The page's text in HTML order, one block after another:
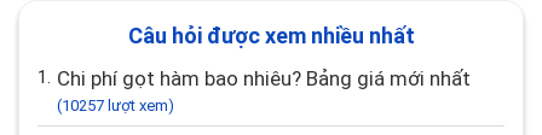
Câu hỏi được xem nhiều nhất
1. Chi phí gọt hàm bao nhiêu? Bảng giá mới nhất
(10257 lượt xem)